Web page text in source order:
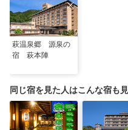
萩温泉郷 源泉の
宿 萩本陣
同じ宿を見た人はこんな宿も